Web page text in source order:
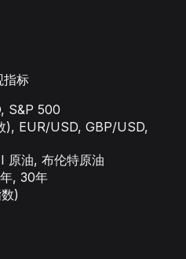
指标
S&P 500
), EUR/USD, GBP/USD,
原油, 布伦特原油
, 30年
)